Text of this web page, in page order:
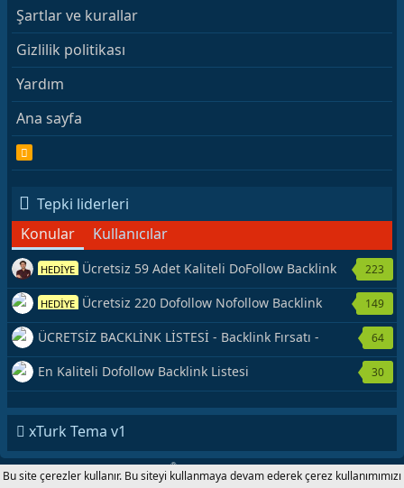
Şartlar ve kurallar
Gizlilik politikası
Yardım
Ana sayfa
R
S
Tepki liderleri
Konular
Kullanıcılar
HEDİYE Ücretsiz 59 Adet Kaliteli DoFollow Backlink
Kaynağı Veriyorum.
223
HEDİYE Ücretsiz 220 Dofollow Nofollow Backlink
Veriyorum
149
ÜCRETSİZ BACKLİNK LİSTESİ - Backlink Fırsatı -
Hemen Yetiş!
64
En Kaliteli Dofollow Backlink Listesi 30
xTurk Tema v1
Forum software by XenForo® © 2010-2020 XenForo Ltd.|Add-Onsby
xenMade.com xTurk.com 2001-2020 © Copyright All Rights Reserved.
Bu site çerezler kullanır. Bu siteyi kullanmaya devam ederek çerez kullanımımızı